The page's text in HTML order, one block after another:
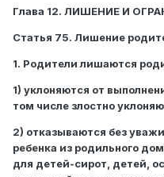
Глава 12. ЛИШЕНИЕ И
Статья 75. Лишение
1. Родители лишаются
1) уклоняются от
том числе злостно
2) отказываются без
ребенка из родильного
для детей-сирот, детей,